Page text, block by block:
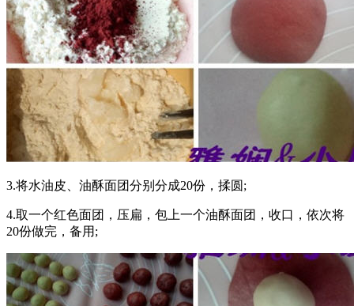
3.将水油皮、油酥面团分别分成20份，揉圆;
4.取一个红色面团，压扁，包上一个油酥面团，收口，依次将
20份做完，备用;